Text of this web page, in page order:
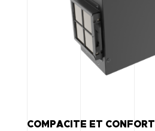
COMPACITE ET CONFORT